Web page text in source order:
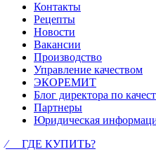
Контакты
Рецепты
Новости
Вакансии
Производство
Управление качеством
ЭКОРЕМИТ
Блог директора по
Партнеры
Юридическая
⁄ ГДЕ КУПИТЬ?